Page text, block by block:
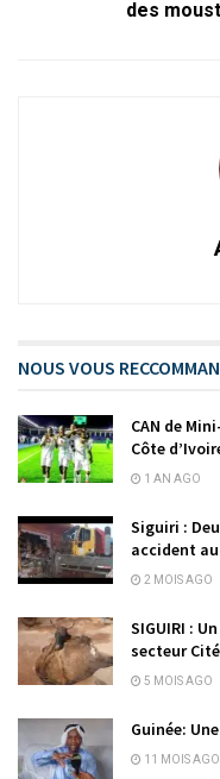
des
NOUS VOUS
CAN de
Côte
1 AN AGO
Siguiri :
accident
2 MOIS AGO
SIGUIRI :
secteur
5 MOIS AGO
Guinée:
11 MOIS AGO